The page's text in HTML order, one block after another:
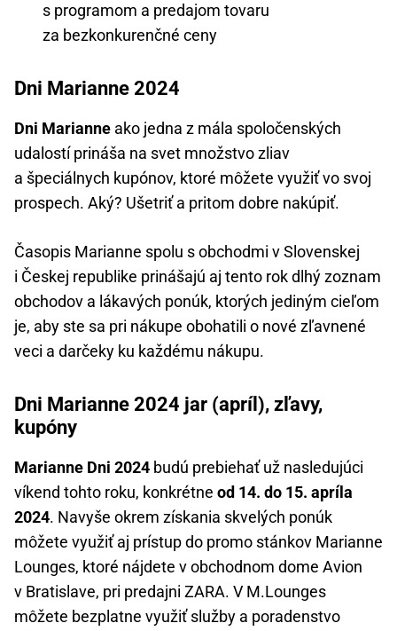
s programom a predajom tovaru
za bezkonkurenčné ceny
Dni Marianne 2024
Dni Marianne ako jedna z mála spoločenských
udalostí prináša na svet množstvo zliav
a špeciálnych kupónov, ktoré môžete využiť vo svoj
prospech. Aký? Ušetriť a pritom dobre nakúpiť.
Časopis Marianne spolu s obchodmi v Slovenskej
i Českej republike prinášajú aj tento rok dlhý zoznam
obchodov a lákavých ponúk, ktorých jediným cieľom
je, aby ste sa pri nákupe obohatili o nové zľavnené
veci a darčeky ku každému nákupu.
Dni Marianne 2024 jar (apríl), zľavy,
kupóny
Marianne Dni 2024 budú prebiehať už nasledujúci
víkend tohto roku, konkrétne od 14. do 15. apríla
2024. Navyše okrem získania skvelých ponúk
môžete využiť aj prístup do promo stánkov Marianne
Lounges, ktoré nájdete v obchodnom dome Avion
v Bratislave, pri predajni ZARA. V M.Lounges
môžete bezplatne využiť služby a poradenstvo